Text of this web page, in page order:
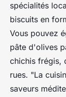
spécialités
biscuits en
Vous pouvez
pâte d'olives
chichis frégis,
rues. "La
saveurs